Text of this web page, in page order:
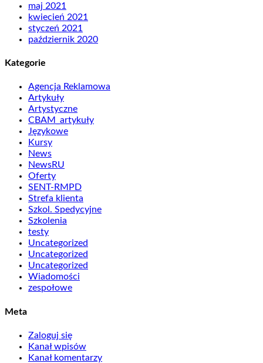
maj 2021
kwiecień 2021
styczeń 2021
październik 2020
Kategorie
Agencja Reklamowa
Artykuły
Artystyczne
CBAM_artykuły
Językowe
Kursy
News
NewsRU
Oferty
SENT-RMPD
Strefa klienta
Szkol. Spedycyjne
Szkolenia
testy
Uncategorized
Uncategorized
Uncategorized
Wiadomości
zespołowe
Meta
Zaloguj się
Kanał wpisów
Kanał komentarzy